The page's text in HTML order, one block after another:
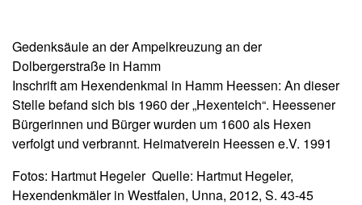
Gedenksäule an der Ampelkreuzung an der
Dolbergerstraße in Hamm
Inschrift am Hexendenkmal in Hamm Heessen: An dieser
Stelle befand sich bis 1960 der „Hexenteich“. Heessener
Bürgerinnen und Bürger wurden um 1600 als Hexen
verfolgt und verbrannt. Heimatverein Heessen e.V. 1991
Fotos: Hartmut Hegeler Quelle: Hartmut Hegeler,
Hexendenkmäler in Westfalen, Unna, 2012, S. 43-45